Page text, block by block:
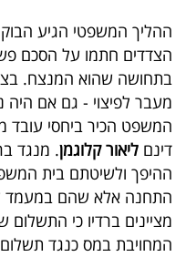
המילון
הכלכלי
פודקאסט
40
UNDER
40
ההליך המשפטי הגיע
הצדדים חתמו על הסכם
בתחושה שהוא המנצח. בצד
מעבר לפיצוי - גם אם היה
המשפט הכיר ביחסי עובד
דינם ליאור קלוגמן. מנגד
ההיפך ולשיטתם בית
התחנה אלא שהם במעמד
מציינים ברדיו כי
המחויבת במס כנגד תשלום